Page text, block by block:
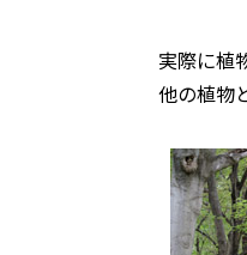
実際に植
他の植物